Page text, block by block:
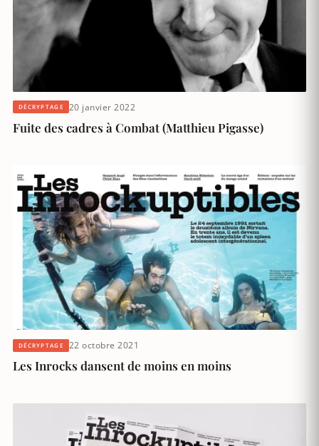
DÉCRYPTAGE 20 janvier 2022
Fuite des cadres à Combat (Matthieu Pigasse)
DÉCRYPTAGE 22 octobre 2021
Les Inrocks dansent de moins en moins